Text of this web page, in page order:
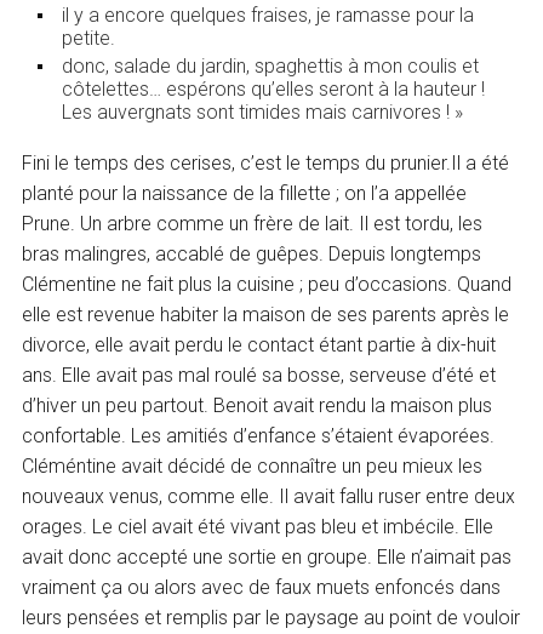
il y a encore quelques fraises, je ramasse pour la
petite.
donc, salade du jardin, spaghettis à mon coulis et
côtelettes… espérons qu’elles seront à la hauteur !
Les auvergnats sont timides mais carnivores ! »
Fini le temps des cerises, c’est le temps du prunier.Il a été
planté pour la naissance de la fillette ; on l’a appellée
Prune. Un arbre comme un frère de lait. Il est tordu, les
bras malingres, accablé de guêpes. Depuis longtemps
Clémentine ne fait plus la cuisine ; peu d’occasions. Quand
elle est revenue habiter la maison de ses parents après le
divorce, elle avait perdu le contact étant partie à dix-huit
ans. Elle avait pas mal roulé sa bosse, serveuse d’été et
d’hiver un peu partout. Benoit avait rendu la maison plus
confortable. Les amitiés d’enfance s’étaient évaporées.
Cléméntine avait décidé de connaître un peu mieux les
nouveaux venus, comme elle. Il avait fallu ruser entre deux
orages. Le ciel avait été vivant pas bleu et imbécile. Elle
avait donc accepté une sortie en groupe. Elle n’aimait pas
vraiment ça ou alors avec de faux muets enfoncés dans
leurs pensées et remplis par le paysage au point de vouloir